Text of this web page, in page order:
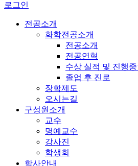
로그인
전공소개
화학전공소개
전공소개
전공연혁
수상 실적 및 진행
졸업 후 진로
장학제도
오시는길
구성원소개
교수
명예교수
강사진
학생회
학사안내